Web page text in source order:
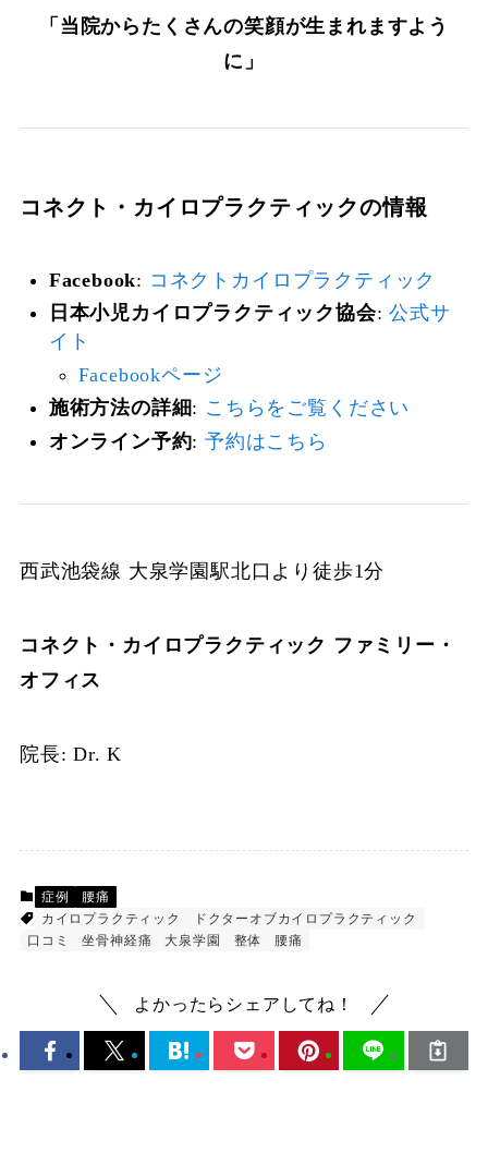
「当院からたくさんの笑顔が生まれますよう
に」
コネクト・カイロプラクティックの情報
Facebook: コネクトカイロプラクティック
日本小児カイロプラクティック協会:公式サ
イト
Facebookページ
施術方法の詳細: こちらをご覧ください
オンライン予約:予約はこちら
西武池袋線 大泉学園駅北口より徒歩1分
コネクト・カイロプラクティック ファミリー・
オフィス
院長: Dr. K
症例
腰痛
カイロプラクティック
ドクターオブカイロプラクティック
口コミ
坐骨神経痛 大泉学園 整体 腰痛
よかったらシェアしてね！